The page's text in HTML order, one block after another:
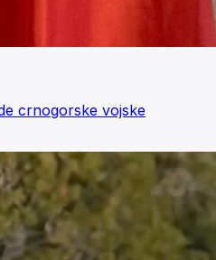
crnogorske vojske